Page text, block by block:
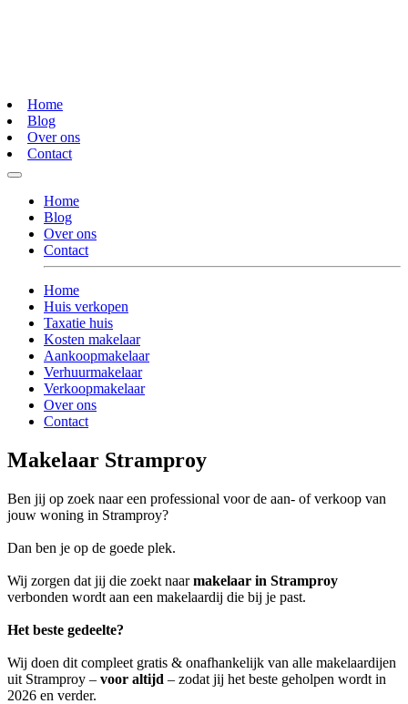
Home
Blog
Over ons
Contact
Home
Blog
Over ons
Contact
Home
Huis verkopen
Taxatie huis
Kosten makelaar
Aankoopmakelaar
Verhuurmakelaar
Verkoopmakelaar
Over ons
Contact
Makelaar Stramproy
Ben jij op zoek naar een professional voor de aan- of verkoop van
jouw woning in Stramproy?
Dan ben je op de goede plek.
Wij zorgen dat jij die zoekt naarmakelaar in Stramproy
verbonden wordt aan een makelaardij die bij je past.
Het beste gedeelte?
Wij doen dit compleet gratis & onafhankelijk van alle makelaardijen
uit Stramproy – voor altijd – zodat jij het beste geholpen wordt in
2026 en verder.